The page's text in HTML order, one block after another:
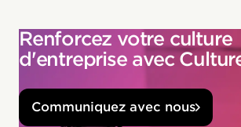
Renforcez votre culture
d'entreprise avec
Communiquez avec nous